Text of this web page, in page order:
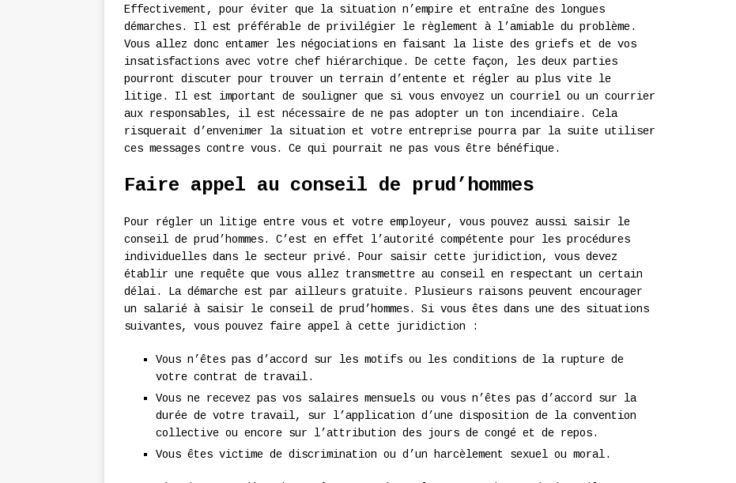
Effectivement, pour éviter que la situation n’empire et entraîne des longues
démarches. Il est préférable de privilégier le règlement à l’amiable du problème.
Vous allez donc entamer les négociations en faisant la liste des griefs et de vos
insatisfactions avec votre chef hiérarchique. De cette façon, les deux parties
pourront discuter pour trouver un terrain d’entente et régler au plus vite le
litige. Il est important de souligner que si vous envoyez un courriel ou un courrier
aux responsables, il est nécessaire de ne pas adopter un ton incendiaire. Cela
risquerait d’envenimer la situation et votre entreprise pourra par la suite utiliser
ces messages contre vous. Ce qui pourrait ne pas vous être bénéfique.
Faire appel au conseil de prud’hommes
Pour régler un litige entre vous et votre employeur, vous pouvez aussi saisir le
conseil de prud’hommes. C’est en effet l’autorité compétente pour les procédures
individuelles dans le secteur privé. Pour saisir cette juridiction, vous devez
établir une requête que vous allez transmettre au conseil en respectant un certain
délai. La démarche est par ailleurs gratuite. Plusieurs raisons peuvent encourager
un salarié à saisir le conseil de prud’hommes. Si vous êtes dans une des situations
suivantes, vous pouvez faire appel à cette juridiction :
Vous n’êtes pas d’accord sur les motifs ou les conditions de la rupture de
votre contrat de travail.
Vous ne recevez pas vos salaires mensuels ou vous n’êtes pas d’accord sur la
durée de votre travail, sur l’application d’une disposition de la convention
collective ou encore sur l’attribution des jours de congé et de repos.
Vous êtes victime de discrimination ou d’un harcèlement sexuel ou moral.